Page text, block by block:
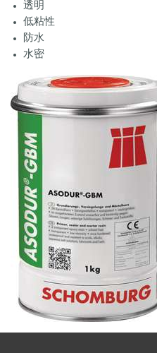
透明
低粘性
防水
水密